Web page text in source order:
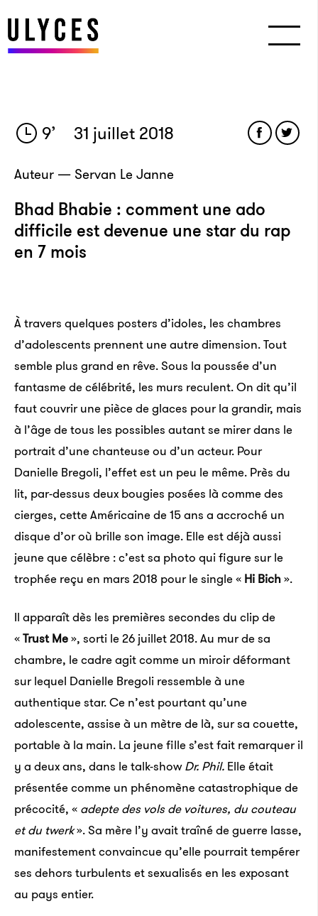
9’ 31 juillet 2018
Auteur — Servan Le Janne
Bhad Bhabie : comment une ado
difficile est devenue une star du rap
en 7 mois
À travers quelques posters d’idoles, les chambres
d’adolescents prennent une autre dimension. Tout
semble plus grand en rêve. Sous la poussée d’un
fantasme de célébrité, les murs reculent. On dit qu’il
faut couvrir une pièce de glaces pour la grandir, mais
à l’âge de tous les possibles autant se mirer dans le
portrait d’une chanteuse ou d’un acteur. Pour
Danielle Bregoli, l’effet est un peu le même. Près du
lit, par-dessus deux bougies posées là comme des
cierges, cette Américaine de 15 ans a accroché un
disque d’or où brille son image. Elle est déjà aussi
jeune que célèbre : c’est sa photo qui figure sur le
trophée reçu en mars 2018 pour le single « Hi Bich».
Il apparaît dès les premières secondes du clip de
«Trust Me», sorti le 26 juillet 2018. Au mur de sa
chambre, le cadre agit comme un miroir déformant
sur lequel Danielle Bregoli ressemble à une
authentique star. Ce n’est pourtant qu’une
adolescente, assise à un mètre de là, sur sa couette,
portable à la main. La jeune fille s’est fait remarquer il
y a deux ans, dans le talk-showDr. Phil. Elle était
présentée comme un phénomène catastrophique de
précocité, « adepte des vols de voitures, du couteau
et du twerk». Sa mère l’y avait traîné de guerre lasse,
manifestement convaincue qu’elle pourrait tempérer
ses dehors turbulents et sexualisés en les exposant
au pays entier.